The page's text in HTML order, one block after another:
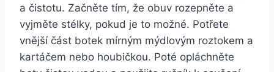
a čistotu. Začněte⁢ tím, že obuv rozepněte ⁢a‌
vyjměte stélky, pokud ​je ​to možné. Potřete
vnější část‌ botek mírným​ mýdlovým roztokem ⁣a
⁢kartáčem nebo houbičkou. Poté opláchněte